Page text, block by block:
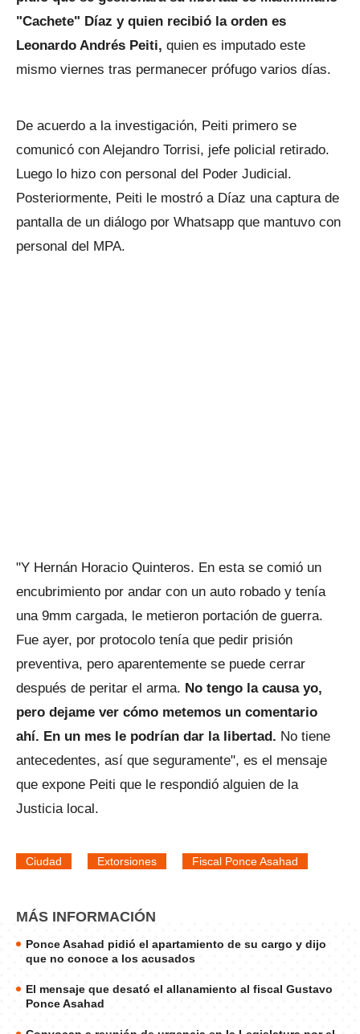
"Cachete" Díaz y quien recibió la orden es
Leonardo Andrés Peiti, quien es imputado este
mismo viernes tras permanecer prófugo varios días.
De acuerdo a la investigación, Peiti primero se
comunicó con Alejandro Torrisi, jefe policial retirado.
Luego lo hizo con personal del Poder Judicial.
Posteriormente, Peiti le mostró a Díaz una captura de
pantalla de un diálogo por Whatsapp que mantuvo con
personal del MPA.
"Y Hernán Horacio Quinteros. En esta se comió un
encubrimiento por andar con un auto robado y tenía
una 9mm cargada, le metieron portación de guerra.
Fue ayer, por protocolo tenía que pedir prisión
preventiva, pero aparentemente se puede cerrar
después de peritar el arma. No tengo la causa yo,
pero dejame ver cómo metemos un comentario
ahí. En un mes le podrían dar la libertad. No tiene
antecedentes, así que seguramente", es el mensaje
que expone Peiti que le respondió alguien de la
Justicia local.
Ciudad Extorsiones Fiscal Ponce Asahad
MÁS INFORMACIÓN
Ponce Asahad pidió el apartamiento de su cargo y dijo
que no conoce a los acusados
El mensaje que desató el allanamiento al fiscal Gustavo
Ponce Asahad